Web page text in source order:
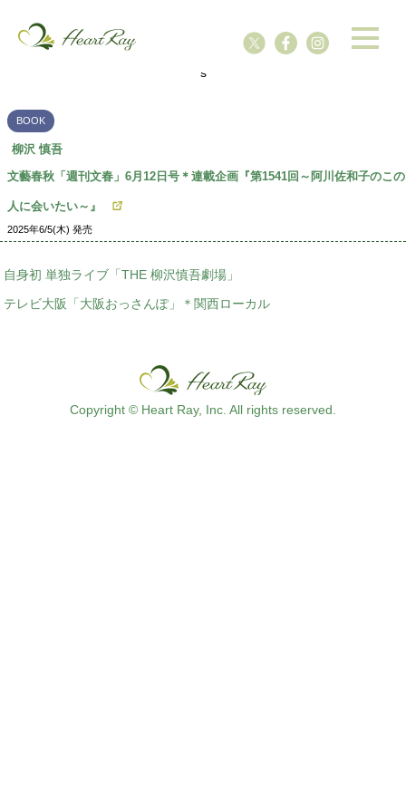
s
BOOK
柳沢 慎吾
文藝春秋「週刊文春」6月12日号＊連載企画『第1541回～阿川佐和子のこの
人に会いたい～』
2025年6/5(木) 発売
自身初 単独ライブ「THE 柳沢慎吾劇場」
テレビ大阪「大阪おっさんぽ」＊関西ローカル
Copyright © Heart Ray, Inc. All rights reserved.